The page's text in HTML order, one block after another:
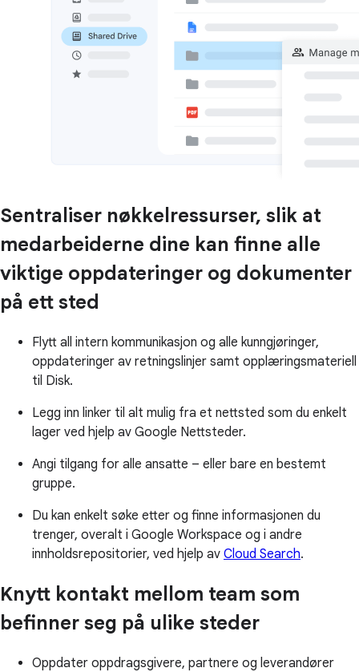
Sentraliser nøkkelressurser, slik at
medarbeiderne dine kan finne alle
viktige oppdateringer og dokumenter
på ett sted
Flytt all intern kommunikasjon og alle kunngjøringer,
oppdateringer av retningslinjer samt opplæringsmateriell
til Disk.
Legg inn linker til alt mulig fra et nettsted som du enkelt
lager ved hjelp av Google Nettsteder.
Angi tilgang for alle ansatte – eller bare en bestemt
gruppe.
Du kan enkelt søke etter og finne informasjonen du
trenger, overalt i Google Workspace og i andre
innholdsrepositorier, ved hjelp av Cloud Search.
Knytt kontakt mellom team som
befinner seg på ulike steder
Oppdater oppdragsgivere, partnere og leverandører